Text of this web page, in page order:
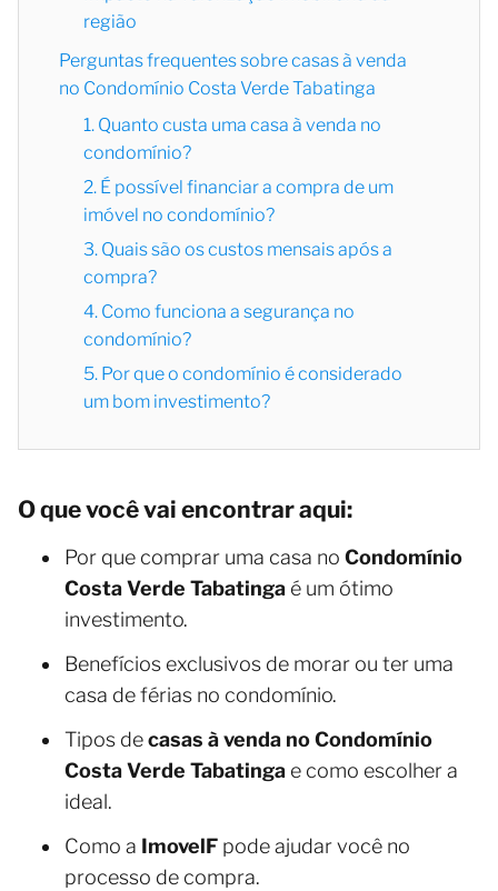
região
Perguntas frequentes sobre casas à venda
no Condomínio Costa Verde Tabatinga
1. Quanto custa uma casa à venda no
condomínio?
2. É possível financiar a compra de um
imóvel no condomínio?
3. Quais são os custos mensais após a
compra?
4. Como funciona a segurança no
condomínio?
5. Por que o condomínio é considerado
um bom investimento?
O que você vai encontrar aqui:
Por que comprar uma casa no Condomínio
Costa Verde Tabatinga é um ótimo
investimento.
Benefícios exclusivos de morar ou ter uma
casa de férias no condomínio.
Tipos decasas à venda no Condomínio
Costa Verde Tabatinga e como escolher a
ideal.
Como a ImovelF pode ajudar você no
processo de compra.